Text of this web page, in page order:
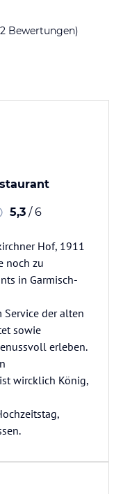
Bewertungen)
5,3 / 6
Hof, 1911
noch zu
in Garmisch-
Service der alten
sowie
erleben.
wircklich König,